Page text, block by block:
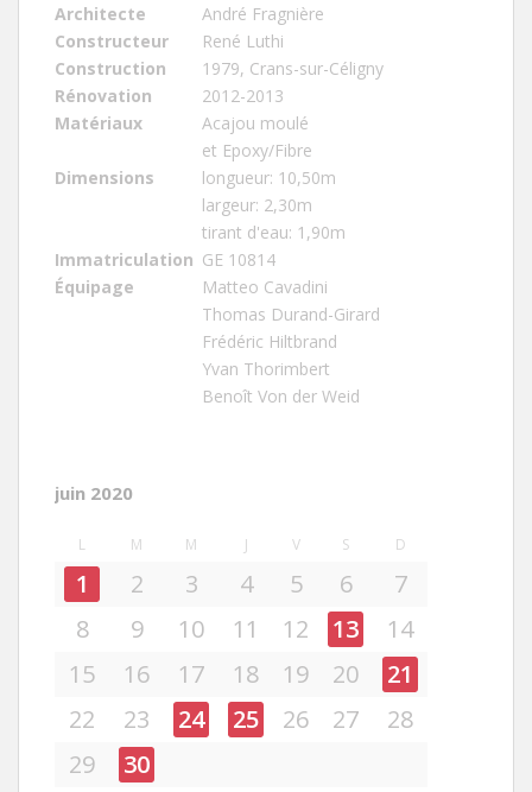
Architecte
André Fragnière
Constructeur
René Luthi
Construction
1979, Crans-sur-Céligny
Rénovation
2012-2013
Matériaux
Acajou moulé
et Epoxy/Fibre
Dimensions
longueur: 10,50m
largeur: 2,30m
tirant d'eau: 1,90m
Immatriculation GE 10814
Équipage
Matteo Cavadini
Thomas Durand-Girard
Frédéric Hiltbrand
Yvan Thorimbert
Benoît Von der Weid
juin 2020
L M M J V S D
1 2 3 4 5 6
7
8
9 10 11 12 13
14
15
16 17 18 19 20
21
22
23 24 25 26 27
28
29
30